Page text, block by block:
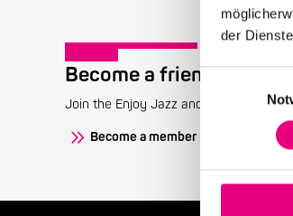
der
Become a friend!
Join the Enjoy Jazz and receive
Become a member